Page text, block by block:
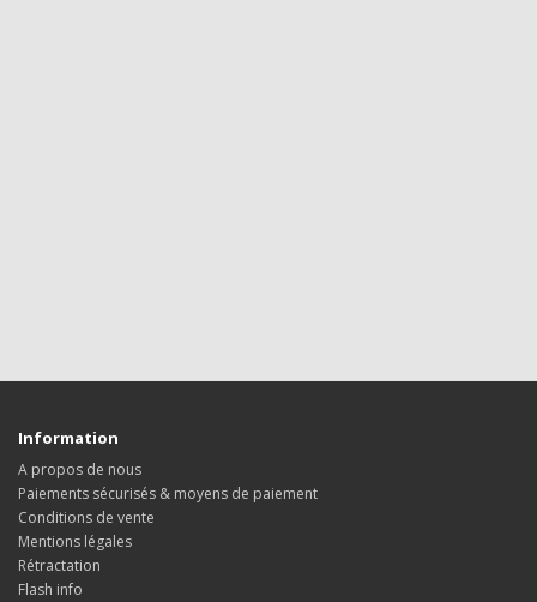
Information
A propos de nous
Paiements sécurisés & moyens de paiement
Conditions de vente
Mentions légales
Rétractation
Flash info